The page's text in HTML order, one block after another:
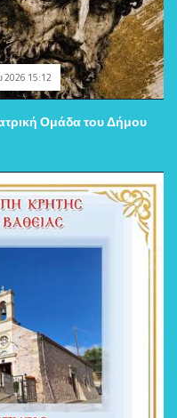
2026 15:12
Ομάδα του Δήμου